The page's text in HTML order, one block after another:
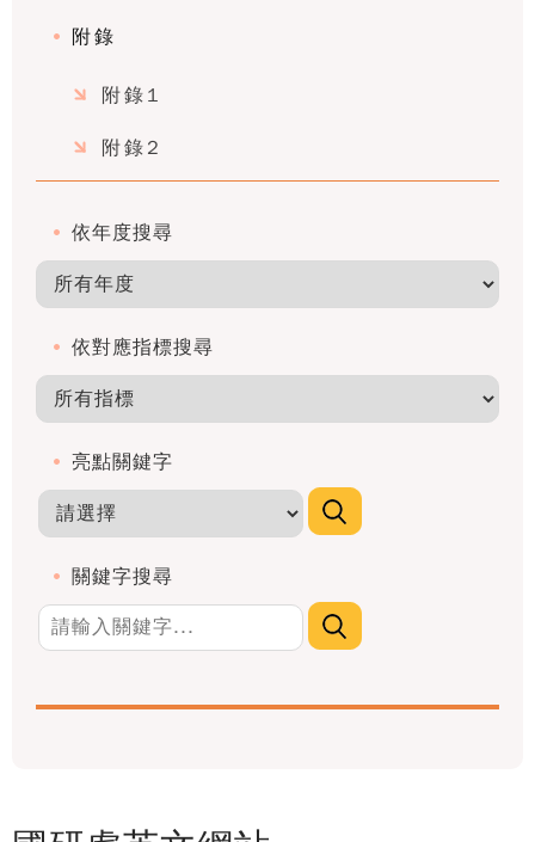
附錄
附錄1
附錄2
依年度搜尋
依對應指標搜尋
亮點關鍵字
關鍵字搜尋